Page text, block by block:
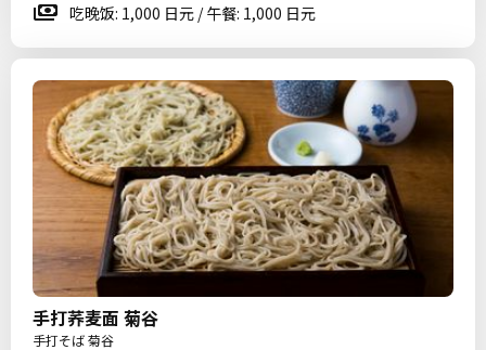
吃晚饭: 1,000 日元 / 午餐: 1,000 日元
手打荞麦面 菊谷
手打そば 菊谷